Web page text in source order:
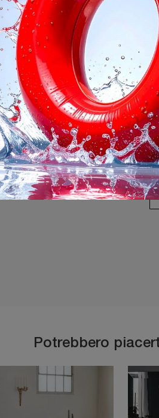
Potrebbero